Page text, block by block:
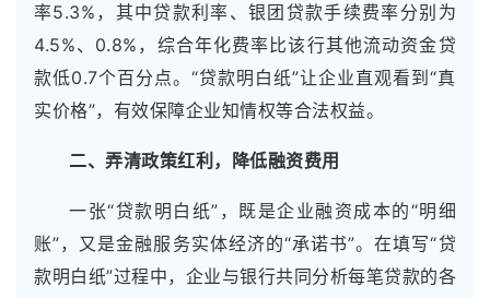
率5.3%，其中贷款利率、银团贷款手续费率分别为
4.5%、0.8%，综合年化费率比该行其他流动资金贷
款低0.7个百分点。“贷款明白纸”让企业直观看到“真
实价格”，有效保障企业知情权等合法权益。
二、弄清政策红利，降低融资费用
一张“贷款明白纸”，既是企业融资成本的“明细
账”，又是金融服务实体经济的“承诺书”。在填写“贷
款明白纸”过程中，企业与银行共同分析每笔贷款的各